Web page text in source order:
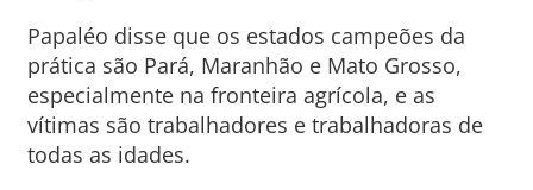
Papaléo disse que os estados campeões da
prática são Pará, Maranhão e Mato Grosso,
especialmente na fronteira agrícola, e as
vítimas são trabalhadores e trabalhadoras de
todas as idades.